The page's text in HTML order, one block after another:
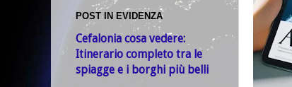
POST IN EVIDENZA
Cefalonia cosa vedere:
Itinerario completo tra le
spiagge e i borghi più belli